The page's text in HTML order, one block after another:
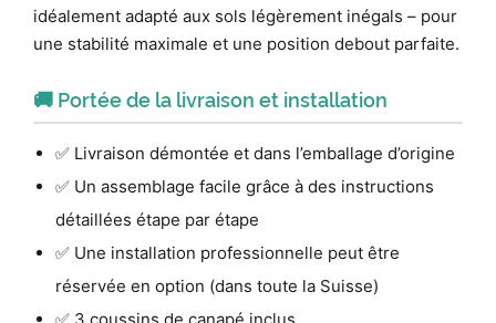
idéalement adapté aux sols légèrement inégals – pour
une stabilité maximale et une position debout parfaite.
🚚 Portée de la livraison et installation
✅ Livraison démontée et dans l’emballage d’origine
✅ Un assemblage facile grâce à des instructions
détaillées étape par étape
✅ Une installation professionnelle peut être
réservée en option (dans toute la Suisse)